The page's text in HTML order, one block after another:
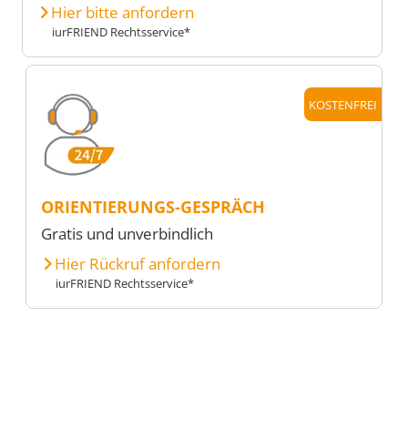
Hier bitte anfordern
iurFRIEND Rechtsservice*
KOSTENFREI
ORIENTIERUNGS-GESPRÄCH
Gratis und unverbindlich
Hier Rückruf anfordern
iurFRIEND Rechtsservice*